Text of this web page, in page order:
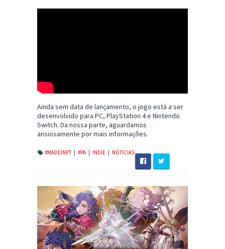
Ainda sem data de lançamento, o jogo está a ser
desenvolvido para PC, PlayStation 4 e Nintendo
Switch. Da nossa parte, aguardamos
ansiosamente por mais informações.
#MADEINPT #PA INDIE NOTICIAS